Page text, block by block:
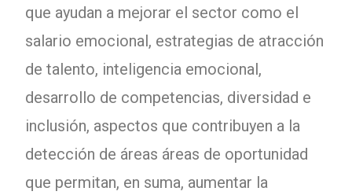
que ayudan a mejorar el sector como el
salario emocional, estrategias de atracción
de talento, inteligencia emocional,
desarrollo de competencias, diversidad e
inclusión, aspectos que contribuyen a la
detección de áreas áreas de oportunidad
que permitan, en suma, aumentar la